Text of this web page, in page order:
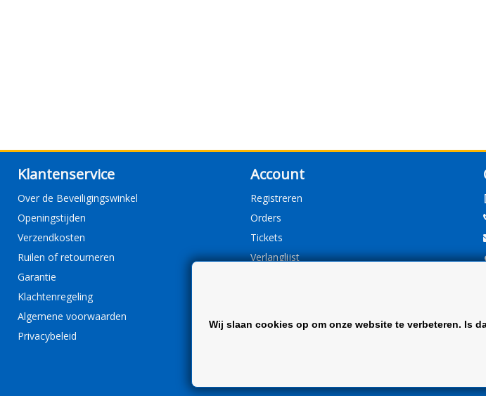
Klantenservice
Over de Beveiligingswinkel
Openingstijden
Verzendkosten
Ruilen of retourneren
Garantie
Klachtenregeling
Algemene voorwaarden
Privacybeleid
Account
Registreren
Orders
Tickets
Verlanglijst
Wij slaan cookies op om onze website te verbeteren. Is